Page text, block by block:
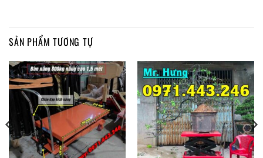
SẢN PHẨM TƯƠNG TỰ